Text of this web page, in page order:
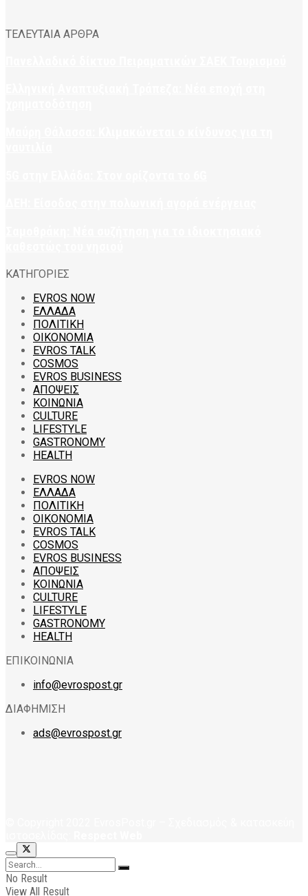
ΤΕΛΕΥΤΑΙΑ ΑΡΘΡΑ
ΚΑΤΗΓΟΡΙΕΣ
EVROS NOW
ΕΛΛΑΔΑ
ΠΟΛΙΤΙΚΗ
ΟΙΚΟΝΟΜΙΑ
EVROS TALK
COSMOS
EVROS BUSINESS
ΑΠΟΨΕΙΣ
ΚΟΙΝΩΝΙΑ
CULTURE
LIFESTYLE
GASTRONOMY
HEALTH
EVROS NOW
ΕΛΛΑΔΑ
ΠΟΛΙΤΙΚΗ
ΟΙΚΟΝΟΜΙΑ
EVROS TALK
COSMOS
EVROS BUSINESS
ΑΠΟΨΕΙΣ
ΚΟΙΝΩΝΙΑ
CULTURE
LIFESTYLE
GASTRONOMY
HEALTH
ΕΠΙΚΟΙΝΩΝΙΑ
info@evrospost.gr
ΔΙΑΦΗΜΙΣΗ
ads@evrospost.gr
No Result
View All Result